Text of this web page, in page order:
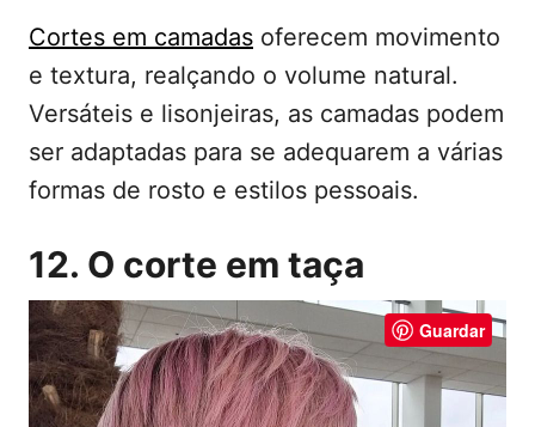
Cortes em camadas oferecem movimento
e textura, realçando o volume natural.
Versáteis e lisonjeiras, as camadas podem
ser adaptadas para se adequarem a várias
formas de rosto e estilos pessoais.
12. O corte em taça
Guardar